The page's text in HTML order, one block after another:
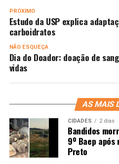
PRÓXIMO
Estudo da USP explica
carboidratos
NÃO ESQUEÇA
Dia do Doador: doação de
vidas
AS MAIS
CIDADES 2 dias
Bandidos
9º Baep
Preto